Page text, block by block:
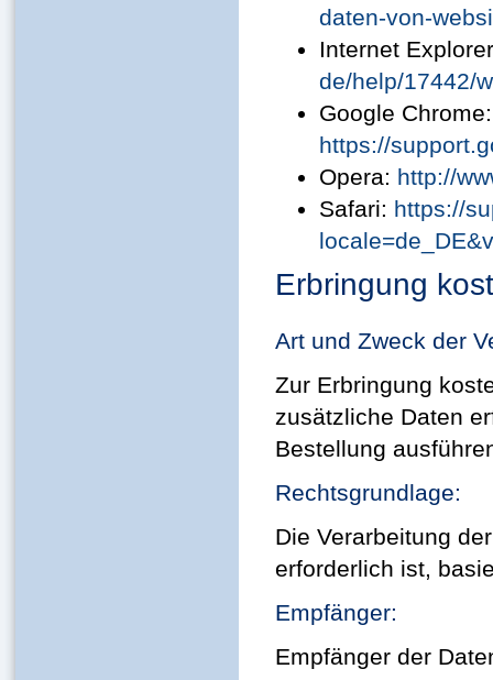
daten-von-
Internet
de/help/17442/
Google Chrome:
https://
Opera: http://
Safari: https://
Erbringung
Art und Zweck der
Zur Erbringung
zusätzliche Daten
Bestellung
Rechtsgrundlage:
Die Verarbeitung
erforderlich ist,
Empfänger:
Empfänger der